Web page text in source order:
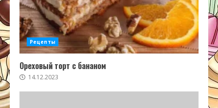
Рецепты
Ореховый торт с бананом
14.12.2023